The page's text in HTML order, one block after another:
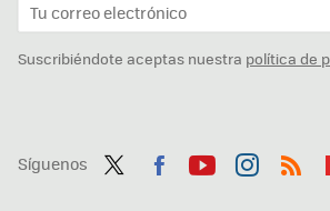
Suscribiéndote aceptas nuestra política de
Síguenos